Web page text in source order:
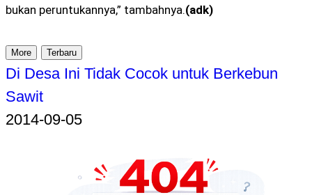
bukan peruntukannya,” tambahnya.(adk)
More Terbaru
Di Desa Ini Tidak Cocok untuk Berkebun
Sawit
2014-09-05